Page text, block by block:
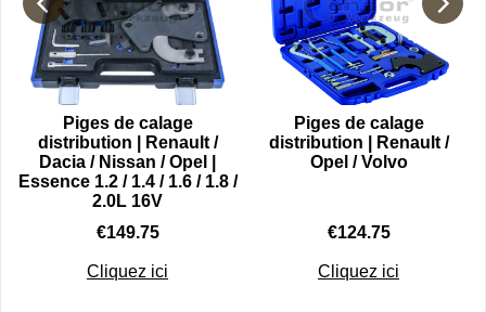
Piges de calage
distribution | Renault /
Dacia / Nissan / Opel |
Essence 1.2 / 1.4 / 1.6 / 1.8 /
2.0L 16V
€149.75
Cliquez ici
Piges de calage
distribution | Renault /
Opel / Volvo
€124.75
Cliquez ici